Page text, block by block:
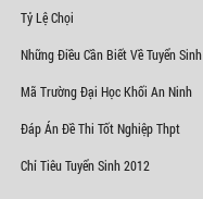
Tỷ Lệ Chọi
Những Điều Cần Biết Về Tuyển Sinh
Mã Trường Đại Học Khối An Ninh
Đáp Án Đề Thi Tốt Nghiệp Thpt
Chỉ Tiêu Tuyển Sinh 2012